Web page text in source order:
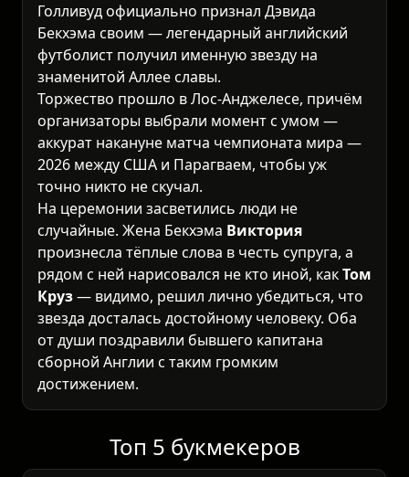
Голливуд официально признал Дэвида
Бекхэма своим — легендарный английский
футболист получил именную звезду на
знаменитой Аллее славы.
Торжество прошло в Лос-Анджелесе, причём
организаторы выбрали момент с умом —
аккурат накануне матча чемпионата мира —
2026 между США и Парагваем, чтобы уж
точно никто не скучал.
На церемонии засветились люди не
случайные. Жена Бекхэма Виктория
произнесла тёплые слова в честь супруга, а
рядом с ней нарисовался не кто иной, какТом
Круз— видимо, решил лично убедиться, что
звезда досталась достойному человеку. Оба
от души поздравили бывшего капитана
сборной Англии с таким громким
достижением.
Топ 5 букмекеров